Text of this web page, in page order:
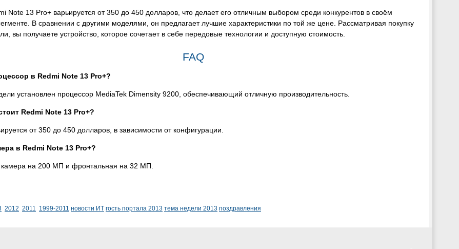
Note 13 Pro+ варьируется от 350 до 450 долларов, что делает его отличным выбором среди конкурентов в своём
В сравнении с другими моделями, он предлагает лучшие характеристики по той же цене. Рассматривая покупку
вы получаете устройство, которое сочетает в себе передовые технологии и доступную стоимость.
FAQ
в Redmi Note 13 Pro+?
установлен процессор MediaTek Dimensity 9200, обеспечивающий отличную производительность.
Redmi Note 13 Pro+?
от 350 до 450 долларов, в зависимости от конфигурации.
в Redmi Note 13 Pro+?
на 200 МП и фронтальная на 32 МП.
2012 2011 1999-2011 новости ИТ гость портала 2013 тема недели 2013 поздравления